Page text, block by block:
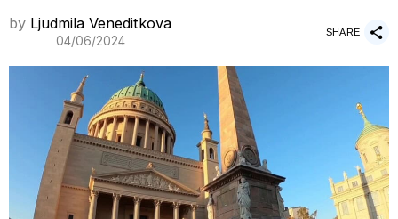
by Ljudmila Veneditkova
04/06/2024
SHARE